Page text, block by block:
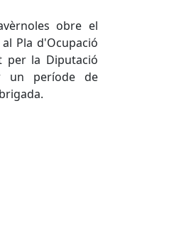
obre el
Pla d'Ocupació
per la Diputació
un període de
de subvencions per a